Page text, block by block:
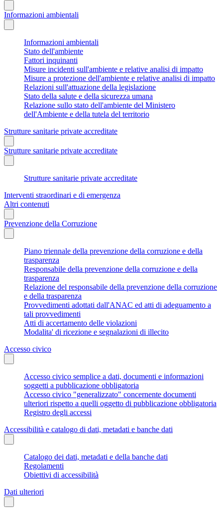
Informazioni ambientali
Informazioni ambientali
Stato dell'ambiente
Fattori inquinanti
Misure incidenti sull'ambiente e relative analisi di impatto
Misure a protezione dell'ambiente e relative analisi di impatto
Relazioni sull'attuazione della legislazione
Stato della salute e della sicurezza umana
Relazione sullo stato dell'ambiente del Ministero
dell'Ambiente e della tutela del territorio
Strutture sanitarie private accreditate
Strutture sanitarie private accreditate
Strutture sanitarie private accreditate
Interventi straordinari e di emergenza
Altri contenuti
Prevenzione della Corruzione
Piano triennale della prevenzione della corruzione e della
trasparenza
Responsabile della prevenzione della corruzione e della
trasparenza
Relazione del responsabile della prevenzione della corruzione
e della trasparenza
Provvedimenti adottati dall'ANAC ed atti di adeguamento a
tali provvedimenti
Atti di accertamento delle violazioni
Modalita' di ricezione e segnalazioni di illecito
Accesso civico
Accesso civico semplice a dati, documenti e informazioni
soggetti a pubblicazione obbligatoria
Accesso civico "generalizzato" concernente documenti
ulteriori rispetto a quelli oggetto di pubblicazione obbligatoria
Registro degli accessi
Accessibilità e catalogo di dati, metadati e banche dati
Catalogo dei dati, metadati e della banche dati
Regolamenti
Obiettivi di accessibilità
Dati ulteriori